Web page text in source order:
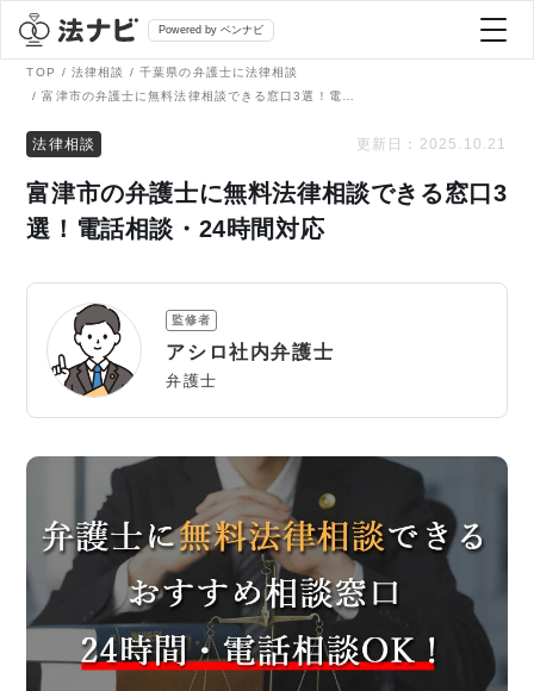
Powered by ベンナビ
全て
刑事事件
債務整理
離婚問題
交通事故
遺産相続
労働問題
弁護士を探す
AI Search Premium
掲載をご検討の弁護士の方へ
TOP 法律相談
千葉県の弁護士に法律相談
法律相談 更新日： 2025.10.21
富津市の弁護士に無料法律相談できる窓口3
選！電話相談・24時間対応
監修者
アシロ社内弁護士
弁護士